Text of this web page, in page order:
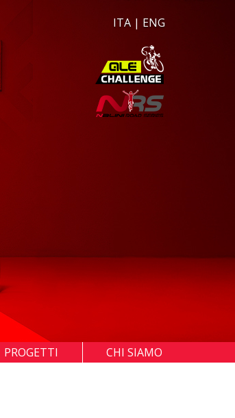
ITA | ENG
PROGETTI CHI SIAMO